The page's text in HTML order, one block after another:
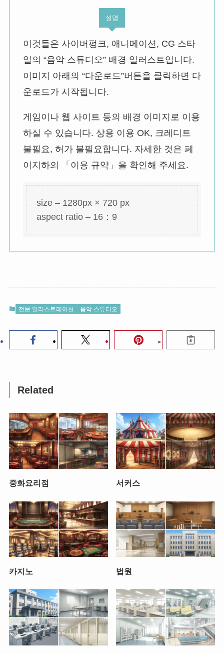
설명
이것들은 사이버펑크, 애니메이션, CG 스타
일의 “음악 스튜디오” 배경 일러스트입니다.
이미지 아래의 “다운로드”버튼을 클릭하면 다
운로드가 시작됩니다.
게임이나 웹 사이트 등의 배경 이미지로 이용
하실 수 있습니다. 상용 이용 OK, 크레디트
불필요, 허가 불필요합니다. 자세한 것은 페
이지하의 「이용 규약」을 확인해 주세요.
size – 1280px × 720 px
aspect ratio – 16：9
전문 일러스트레이션 음악 스튜디오
Related
중화요리점 서커스
카지노 법원